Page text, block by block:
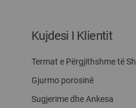
Kujdesi I Klientit
Termat e Përgjithshme të
Gjurmo porosinë
Sugjerime dhe Ankesa